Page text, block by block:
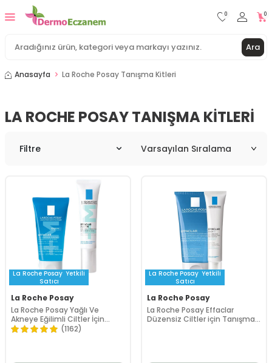
Ara
0 0
Anasayfa La Roche Posay Tanışma Kitleri
LA ROCHE POSAY TANIŞMA KITLERI
Filtre
La Roche Posay Yetkili
Satıcı
La Roche Posay
La Roche Posay Yağlı Ve
Akneye Eğilimli Ciltler İçin
Effaclar Tanışma Kiti
(1162)
La Roche Posay Yetkili
Satıcı
La Roche Posay
La Roche Posay Effaclar
Düzensiz Ciltler için Tanışma